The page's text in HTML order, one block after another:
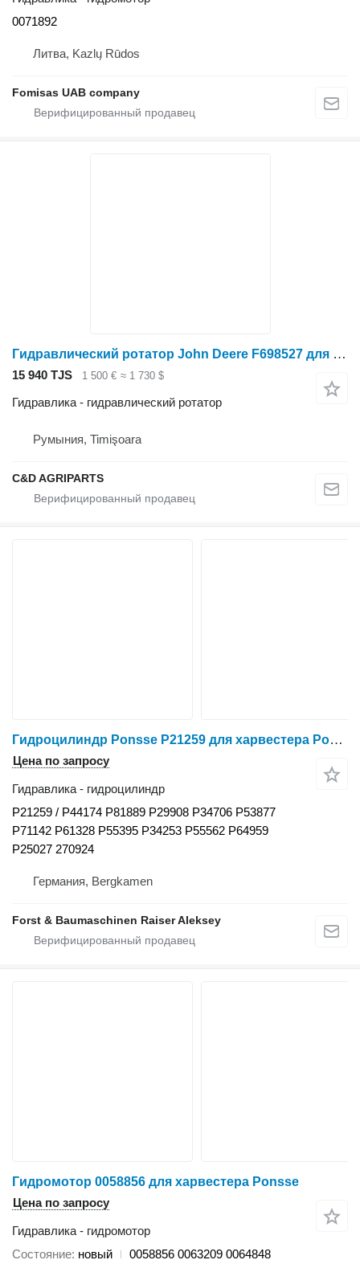
0071892
Литва, Kazlų Rūdos
Fomisas UAB company
Гидравлический ротатор John Deere F698527 для харвестера
15 940 TJS 1 500 € ≈ 1 730 $
Гидравлика - гидравлический ротатор
Румыния, Timişoara
C&D AGRIPARTS
Гидроцилиндр Ponsse P21259 для харвестера Ponsse
Цена по запросу
Гидравлика - гидроцилиндр
P21259 / P44174 P81889 P29908 P34706 P53877
P71142 P61328 P55395 P34253 P55562 P64959
P25027 270924
Германия, Bergkamen
Forst & Baumaschinen Raiser Aleksey
Гидромотор 0058856 для харвестера Ponsse
Цена по запросу
Гидравлика - гидромотор
Состояние новый 0058856 0063209 0064848